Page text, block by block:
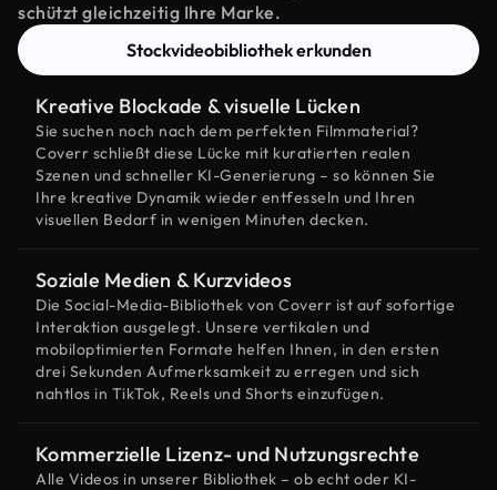
schützt gleichzeitig Ihre Marke.
Stockvideobibliothek erkunden
Kreative Blockade & visuelle Lücken
Sie suchen noch nach dem perfekten Filmmaterial?
Coverr schließt diese Lücke mit kuratierten realen
Szenen und schneller KI-Generierung – so können Sie
Ihre kreative Dynamik wieder entfesseln und Ihren
visuellen Bedarf in wenigen Minuten decken.
Soziale Medien & Kurzvideos
Die Social-Media-Bibliothek von Coverr ist auf sofortige
Interaktion ausgelegt. Unsere vertikalen und
mobiloptimierten Formate helfen Ihnen, in den ersten
drei Sekunden Aufmerksamkeit zu erregen und sich
nahtlos in TikTok, Reels und Shorts einzufügen.
Kommerzielle Lizenz- und Nutzungsrechte
Alle Videos in unserer Bibliothek – ob echt oder KI-